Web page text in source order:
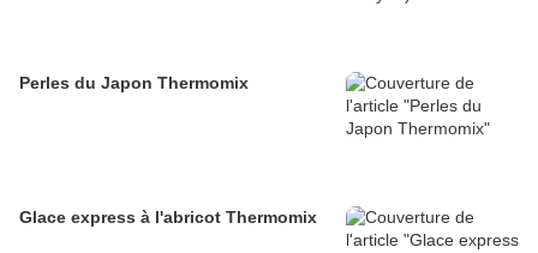
Perles du Japon Thermomix
Glace express à l'abricot Thermomix